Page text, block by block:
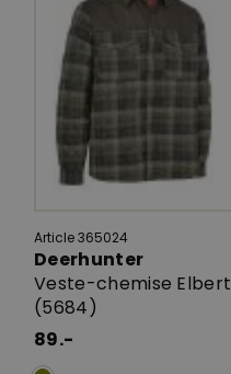
Article 365024
Deerhunter
Veste-chemise Elbert
(5684)
89.-